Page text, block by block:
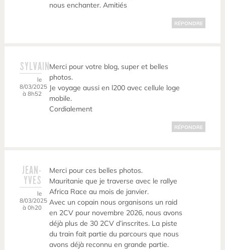
nous enchanter. Amitiés
RÉPONDRE
SYLVAIN
le
8/03/2025
à 8h52
Merci pour votre blog, super et belles
photos.
Je voyage aussi en l200 avec cellule loge
mobile.
Cordialement
RÉPONDRE
JEAN-
YVES
le
8/03/2025
à 0h20
Merci pour ces belles photos.
Mauritanie que je traverse avec le rallye
Africa Race au mois de janvier.
Avec un copain nous organisons un raid
en 2CV pour novembre 2026, nous avons
déjà plus de 30 2CV d’inscrites. La piste
du train fait partie du parcours que nous
avons déjà reconnu en grande partie.